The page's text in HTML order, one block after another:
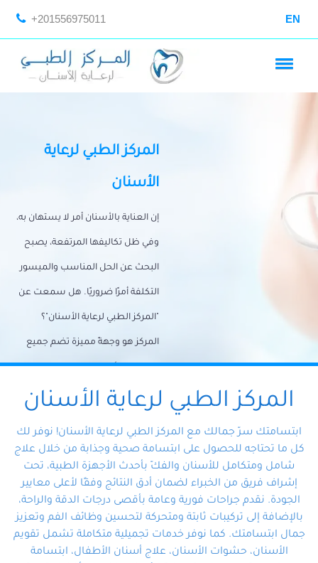
+201556975011 EN
المركز الطبي لرعاية
الأسنان
إن العناية بالأسنان أمر لا يستهان به،
وفي ظل تكاليفها المرتفعة، يصبح
البحث عن الحل المناسب والميسور
التكلفة أمرًا ضروريًا. هل سمعت عن
"المركز الطبي لرعاية الأسنان"؟
المركز هو وجهةً مميزة تضم جميع
احتياجات الأسنان تحت سقف واحد،
وتضمن لك حلاً شاملًا لجميع
المتخصص ذوي الخبرة، ستجد نفسك
في أيد أمينة تلبي احتياجاتك بكل
احترافية ودقة.
المركز الطبي لرعاية الأسنان
ابتسامتك سرّ جمالك مع المركز الطبي لرعاية الأسنان! نوفر لك
كل ما تحتاجه للحصول على ابتسامة صحية وجذابة من خلال علاج
شامل ومتكامل للأسنان والفكّ بأحدث الأجهزة الطبية، تحت
إشراف فريق من الخبراء لضمان أدق النتائج وفقًا لأعلى معايير
الجودة. نقدم جراحات فورية وعامة بأقصى درجات الدقة والراحة،
بالإضافة إلى تركيبات ثابتة ومتحركة لتحسين وظائف الفم وتعزيز
جمال ابتسامتك. كما نوفر خدمات تجميلية متكاملة تشمل تقويم
الأسنان، حشوات الأسنان، علاج أسنان الأطفال، ابتسامة